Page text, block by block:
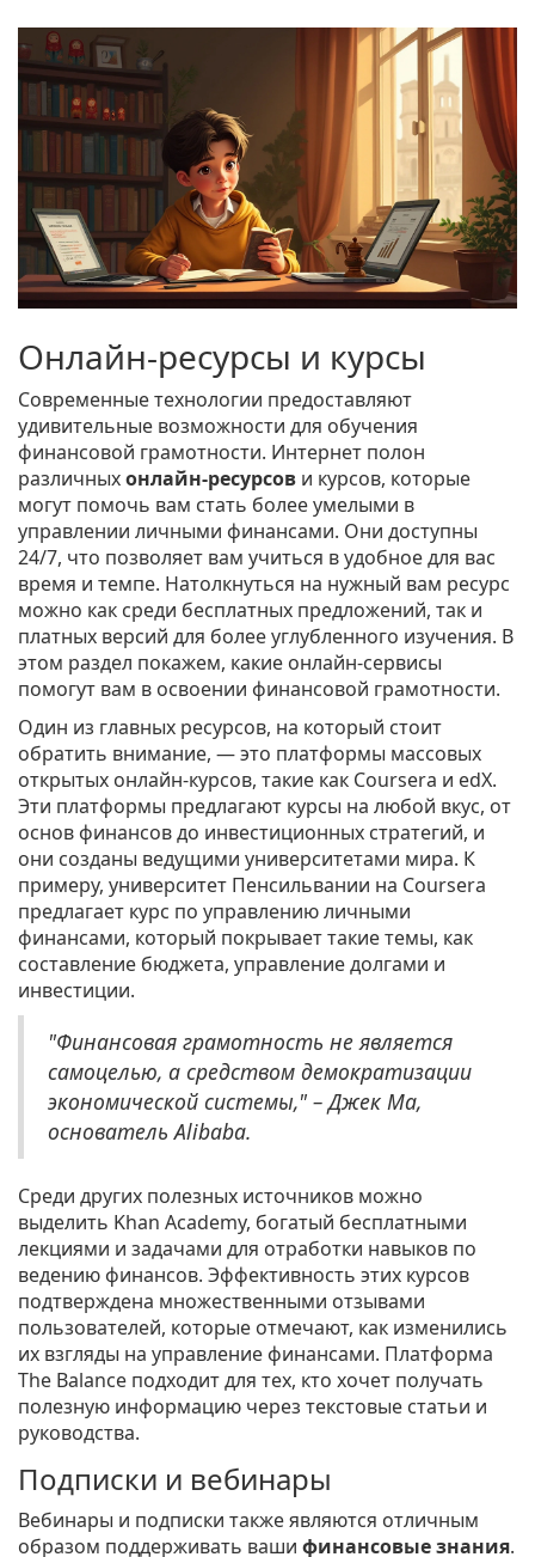
Онлайн-ресурсы и курсы
Современные технологии предоставляют
удивительные возможности для обучения
финансовой грамотности. Интернет полон
различныхонлайн-ресурсов и курсов, которые
могут помочь вам стать более умелыми в
управлении личными финансами. Они доступны
24/7, что позволяет вам учиться в удобное для вас
время и темпе. Натолкнуться на нужный вам ресурс
можно как среди бесплатных предложений, так и
платных версий для более углубленного изучения. В
этом раздел покажем, какие онлайн-сервисы
помогут вам в освоении финансовой грамотности.
Один из главных ресурсов, на который стоит
обратить внимание, — это платформы массовых
открытых онлайн-курсов, такие как Coursera и edX.
Эти платформы предлагают курсы на любой вкус, от
основ финансов до инвестиционных стратегий, и
они созданы ведущими университетами мира. К
примеру, университет Пенсильвании на Coursera
предлагает курс по управлению личными
финансами, который покрывает такие темы, как
составление бюджета, управление долгами и
инвестиции.
"Финансовая грамотность не является
самоцелью, а средством демократизации
экономической системы," – Джек Ма,
основатель Alibaba.
Среди других полезных источников можно
выделить Khan Academy, богатый бесплатными
лекциями и задачами для отработки навыков по
ведению финансов. Эффективность этих курсов
подтверждена множественными отзывами
пользователей, которые отмечают, как изменились
их взгляды на управление финансами. Платформа
The Balance подходит для тех, кто хочет получать
полезную информацию через текстовые статьи и
руководства.
Подписки и вебинары
Вебинары и подписки также являются отличным
образом поддерживать ваши финансовые знания.